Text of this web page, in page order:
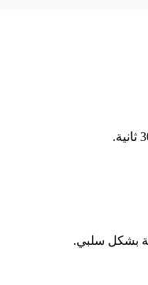
بشكل سلبي.